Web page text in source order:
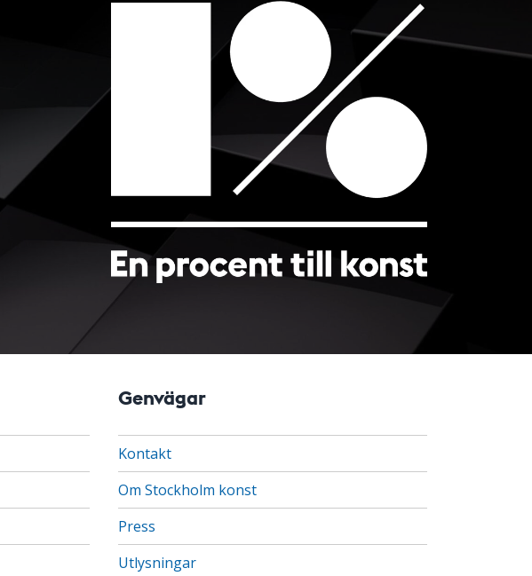
Genvägar
Kontakt
Om Stockholm konst
Press
Utlysningar